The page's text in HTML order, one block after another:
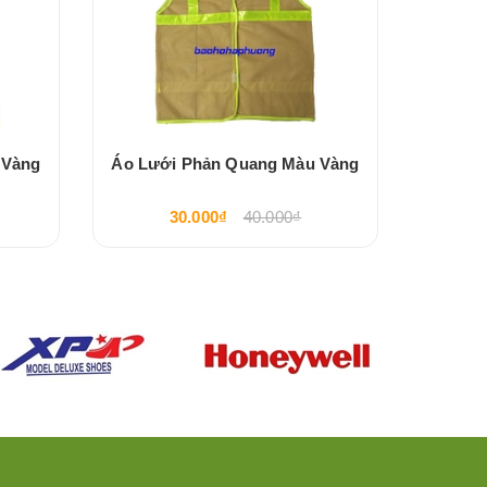
Áo Lưới Phản Quang Màu Vàng
30.000₫ 40.000₫